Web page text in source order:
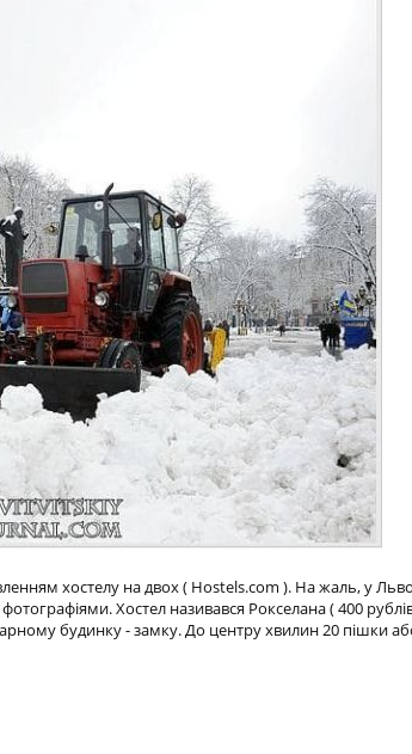
хостелу на двох ( Hostels.com ). На жаль, у
Хостел називався Рокселана ( 400
будинку - замку. До центру хвилин 20 пішки